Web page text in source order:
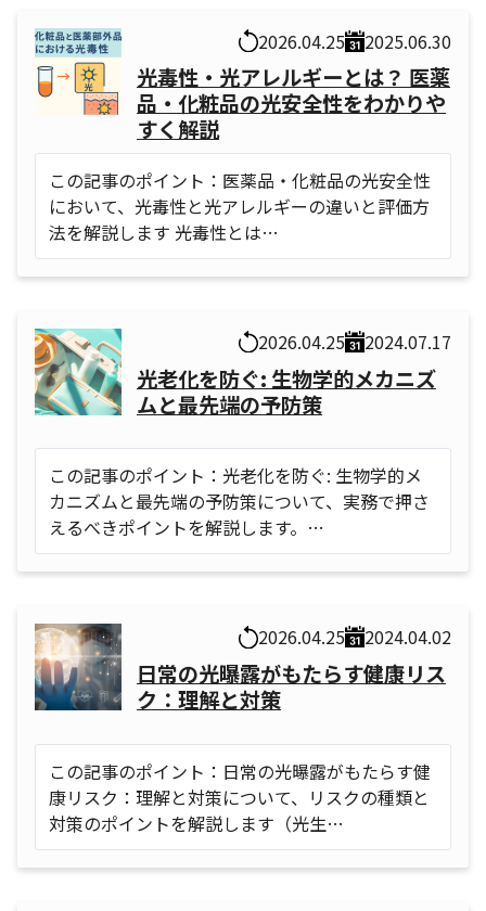
2026.04.25 2025.06.30
光毒性・光アレルギーとは？ 医薬
品・化粧品の光安全性をわかりや
すく解説
この記事のポイント：医薬品・化粧品の光安全性
において、光毒性と光アレルギーの違いと評価方
法を解説します 光毒性とは…
2026.04.25 2024.07.17
光老化を防ぐ: 生物学的メカニズ
ムと最先端の予防策
この記事のポイント：光老化を防ぐ: 生物学的メ
カニズムと最先端の予防策について、実務で押さ
えるべきポイントを解説します。…
2026.04.25 2024.04.02
日常の光曝露がもたらす健康リス
ク：理解と対策
この記事のポイント：日常の光曝露がもたらす健
康リスク：理解と対策について、リスクの種類と
対策のポイントを解説します（光生…